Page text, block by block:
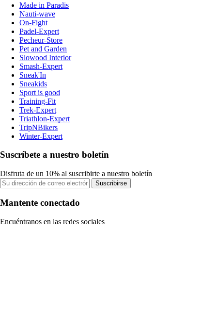
Made in Paradis
Nauti-wave
On-Fight
Padel-Expert
Pecheur-Store
Pet and Garden
Slowood Interior
Smash-Expert
Sneak'In
Sneakids
Sport is good
Training-Fit
Trek-Expert
Triathlon-Expert
TripNBikers
Winter-Expert
Suscríbete a nuestro boletín
Disfruta de un 10% al suscribirte a nuestro boletín
Suscribirse
Mantente conectado
Encuéntranos en las redes sociales